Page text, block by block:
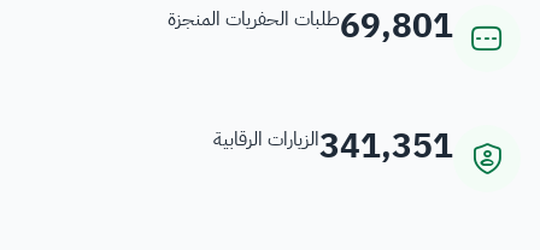
69,801طلبات الحفريات المنجزة
341,351الزيارات الرقابية